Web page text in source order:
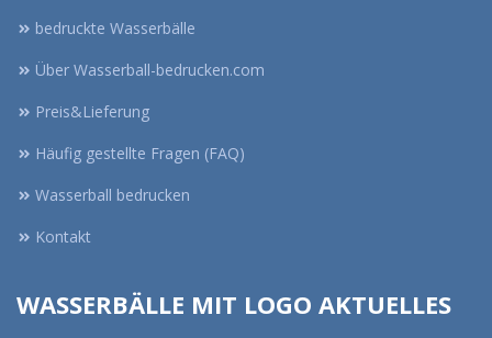
bedruckte Wasserbälle
Über Wasserball-bedrucken.com
Preis&Lieferung
Häufig gestellte Fragen (FAQ)
Wasserball bedrucken
Kontakt
WASSERBÄLLE MIT LOGO AKTUELLES